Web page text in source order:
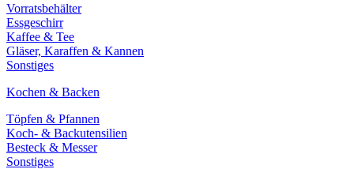
Vorratsbehälter
Essgeschirr
Kaffee & Tee
Gläser, Karaffen & Kannen
Sonstiges
Kochen & Backen
Töpfen & Pfannen
Koch- & Backutensilien
Besteck & Messer
Sonstiges